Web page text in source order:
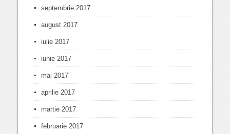
septembrie 2017
august 2017
iulie 2017
iunie 2017
mai 2017
aprilie 2017
martie 2017
februarie 2017